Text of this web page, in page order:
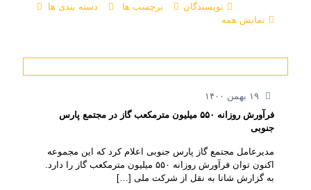
دسته بندی ها برچسب ها
نویسندگان
نمایش همه
۱۹ بهمن ۱۴۰۰
فرآورش روزانه ۵۵۰ میلیون مترمکعب گاز در مجتمع پارس
جنوبی
مدیرعامل مجتمع گاز پارس جنوبی اعلام کرد که این مجموعه
اکنون توان فرآورش روزانه ۵۵۰ میلیون مترمکعب گاز را دارد.
به گزارش شانا به نقل از شرکت ملی […]